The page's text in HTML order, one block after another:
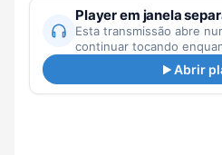
Player em janela
Esta transmissão abre
continuar tocando
Abrir